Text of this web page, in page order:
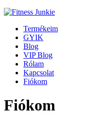
Termékeim
GYIK
Blog
VIP Blog
Rólam
Kapcsolat
Fiókom
Fiókom